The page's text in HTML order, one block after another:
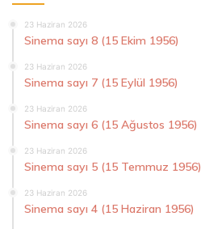
23 Haziran 2026
Sinema sayı 8 (15 Ekim 1956)
23 Haziran 2026
Sinema sayı 7 (15 Eylül 1956)
23 Haziran 2026
Sinema sayı 6 (15 Ağustos 1956)
23 Haziran 2026
Sinema sayı 5 (15 Temmuz 1956)
23 Haziran 2026
Sinema sayı 4 (15 Haziran 1956)